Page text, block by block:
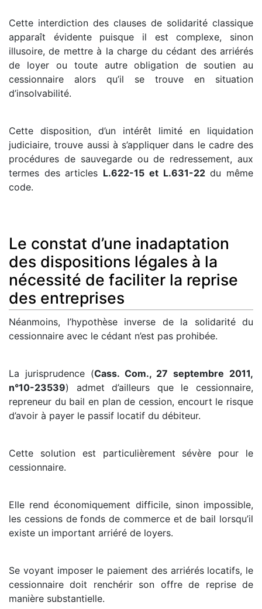
Cette interdiction des clauses de solidarité classique
apparaît évidente puisque il est complexe, sinon
illusoire, de mettre à la charge du cédant des arriérés
de loyer ou toute autre obligation de soutien au
cessionnaire alors qu’il se trouve en situation
d’insolvabilité.
Cette disposition, d’un intérêt limité en liquidation
judiciaire, trouve aussi à s’appliquer dans le cadre des
procédures de sauvegarde ou de redressement, aux
termes des articles L.622-15 et L.631-22du même
code.
Le constat d’une inadaptation
des dispositions légales à la
nécessité de faciliter la reprise
des entreprises
Néanmoins, l’hypothèse inverse de la solidarité du
cessionnaire avec le cédant n’est pas prohibée.
La jurisprudence (Cass. Com., 27 septembre 2011,
n°10-23539) admet d’ailleurs que le cessionnaire,
repreneur du bail en plan de cession, encourt le risque
d’avoir à payer le passif locatif du débiteur.
Cette solution est particulièrement sévère pour le
cessionnaire.
Elle rend économiquement difficile, sinon impossible,
les cessions de fonds de commerce et de bail lorsqu’il
existe un important arriéré de loyers.
Se voyant imposer le paiement des arriérés locatifs, le
cessionnaire doit renchérir son offre de reprise de
manière substantielle.